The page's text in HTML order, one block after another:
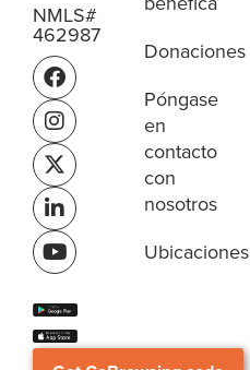
NMLS#
462987
Donaciones
Póngase
en
contacto
con
nosotros
Ubicaciones